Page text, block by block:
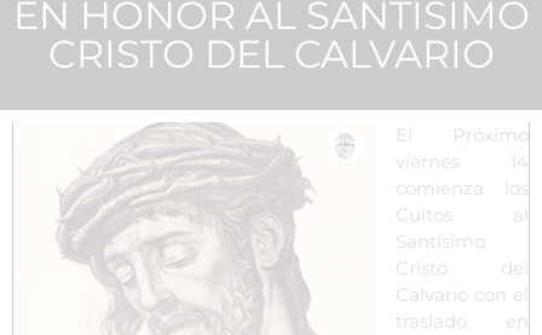
EN HONOR AL SANTÍSIMO
CRISTO DEL CALVARIO
El Próximo
viernes 14
comienza los
Cultos al
Santísimo
Cristo del
Calvario con el
traslado en